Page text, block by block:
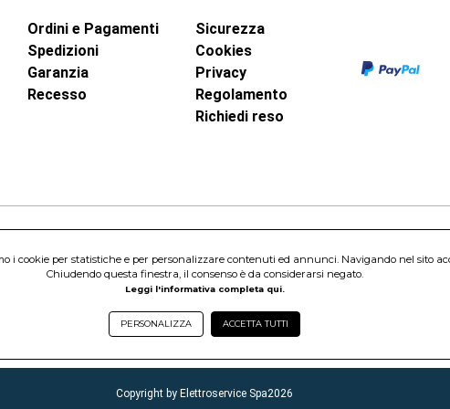
Ordini e Pagamenti
Spedizioni
Garanzia
Recesso
Sicurezza
Cookies
Privacy
Regolamento
Richiedi reso
40 - 00015 Monterotondo Scalo (RM)
Sociale 1.600.000,00 Euro i.v. Iscritto al Registro delle Imprese di Roma REA:
Scalo (RM) - Telefono:06.90095358
Copyright by Elettroservice Spa2026
i cookie per statistiche e per personalizzare contenuti ed annunci. Navigando nel sito
Chiudendo questa finestra, il consenso è da considerarsi negato.
Leggi l'informativa completa qui.
PERSONALIZZA ACCETTA TUTTI